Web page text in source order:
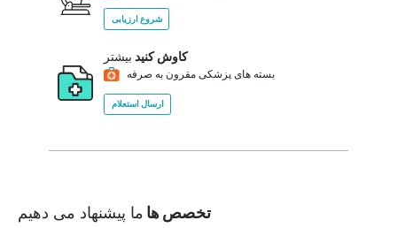
شروع ارزیابی
کاوش کنید بیشتر
بسته های پزشکی مقرون به صرفه
ارسال استعلام
تخصص ها ما پیشنهاد می دهیم